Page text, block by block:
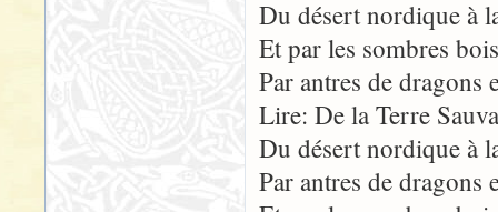
Du désert nordique à
Et par les sombres
Par antres de dragons
Lire: De la Terre
Du désert nordique à
Par antres de dragons